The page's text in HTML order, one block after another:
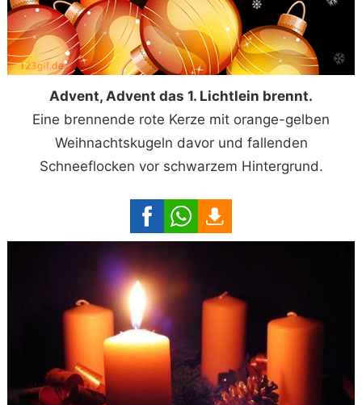
Advent, Advent das 1. Lichtlein brennt.
Eine brennende rote Kerze mit orange-gelben
Weihnachtskugeln davor und fallenden
Schneeflocken vor schwarzem Hintergrund.